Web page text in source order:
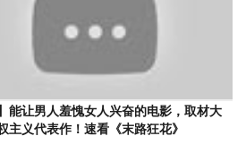
能让男人羞愧女人兴奋的电影，取材大
主义代表作！速看《末路狂花》